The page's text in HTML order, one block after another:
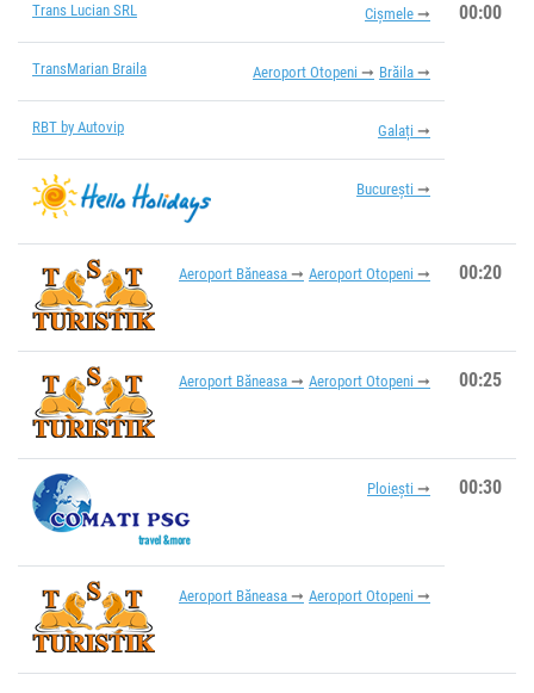
Trans Lucian SRL Cișmele 00:00
TransMarian Braila Aeroport Otopeni Brăila
RBT by Autovip Galați
București
Aeroport Băneasa Aeroport Otopeni 00:20
Aeroport Băneasa Aeroport Otopeni 00:25
Ploiești 00:30
Aeroport Băneasa Aeroport Otopeni